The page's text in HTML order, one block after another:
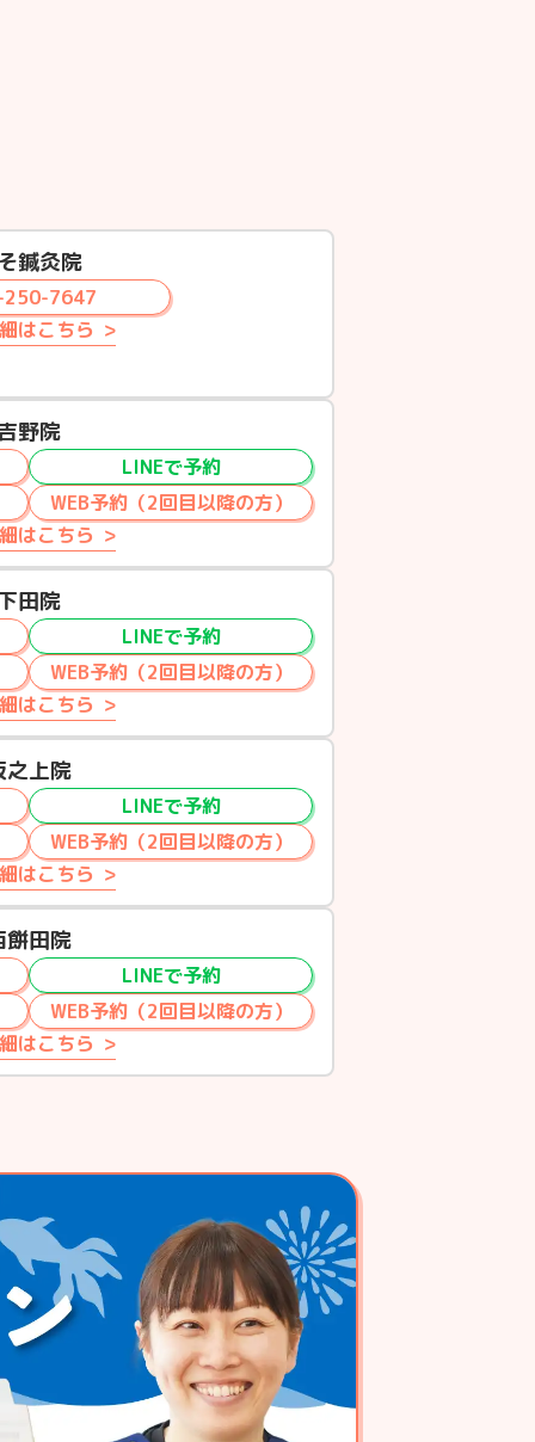
鍼灸院
7647
はこちら
野院
LINEで予約
WEB予約（2回目以降の方）
はこちら
田院
LINEで予約
WEB予約（2回目以降の方）
はこちら
之上院
LINEで予約
WEB予約（2回目以降の方）
はこちら
餅田院
LINEで予約
WEB予約（2回目以降の方）
はこちら